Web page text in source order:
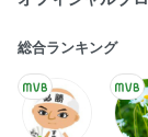
総合ランキング